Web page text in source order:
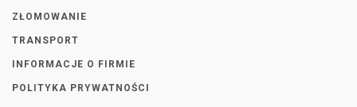
ZŁOMOWANIE
TRANSPORT
INFORMACJE O FIRMIE
POLITYKA PRYWATNOŚCI